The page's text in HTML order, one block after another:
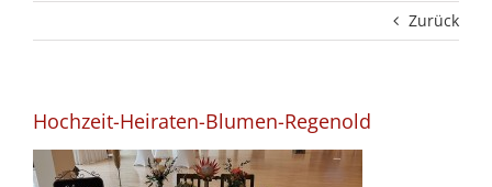
Zurück
Hochzeit-Heiraten-Blumen-Regenold